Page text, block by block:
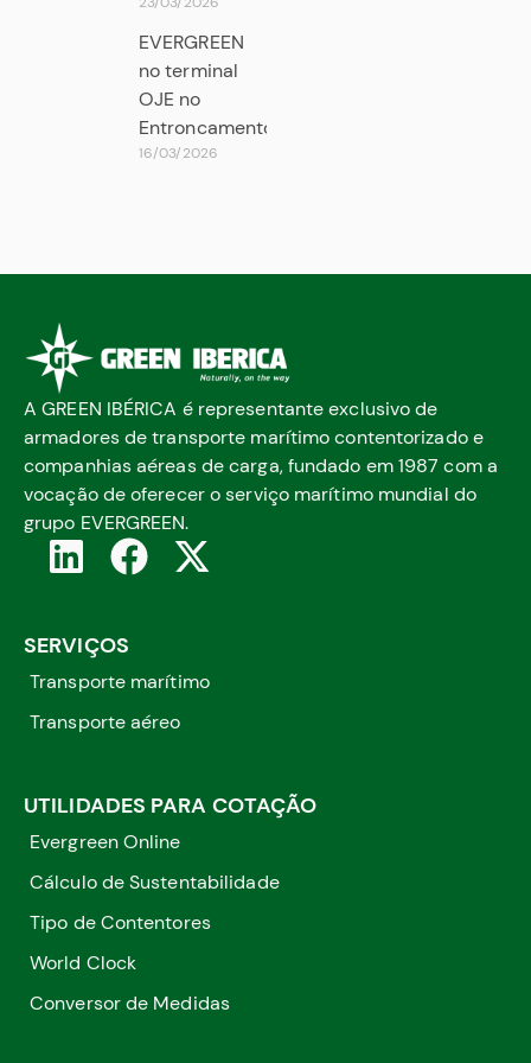
EVERGREEN
no terminal
OJE no
Entroncamento
16/03/2026
A GREEN IBÉRICA é representante exclusivo de
armadores de transporte marítimo contentorizado e
companhias aéreas de carga, fundado em 1987 com a
vocação de oferecer o serviço marítimo mundial do
grupo EVERGREEN.
SERVIÇOS
Transporte marítimo
Transporte aéreo
UTILIDADES PARA COTAÇÃO
Evergreen Online
Cálculo de Sustentabilidade
Tipo de Contentores
World Clock
Conversor de Medidas